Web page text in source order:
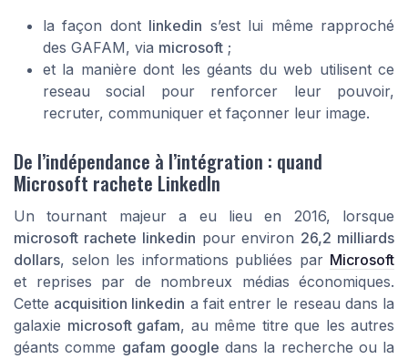
la façon dont linkedin s’est lui même rapproché
des GAFAM, via microsoft ;
et la manière dont les géants du web utilisent ce
reseau social pour renforcer leur pouvoir,
recruter, communiquer et façonner leur image.
De l’indépendance à l’intégration : quand
Microsoft rachete LinkedIn
Un tournant majeur a eu lieu en 2016, lorsque
microsoft rachete linkedin pour environ 26,2 milliards
dollars, selon les informations publiées par Microsoft
et reprises par de nombreux médias économiques.
Cette acquisition linkedin a fait entrer le reseau dans la
galaxie microsoft gafam, au même titre que les autres
géants comme gafam google dans la recherche ou la